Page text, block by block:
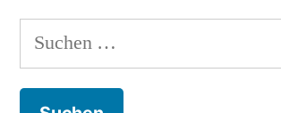
Suchen
nach: